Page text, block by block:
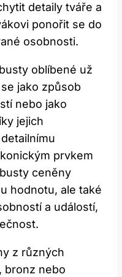
detaily tváře a
ponořit se do
osobnosti.
oblíbené už
jako způsob
nebo jako
jejich
prvkem
ceněny
hodnotu, ale také
a událostí,
z různých
bronz nebo